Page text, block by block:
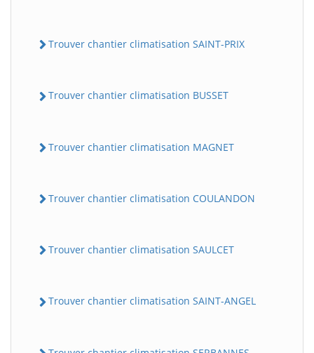
Trouver chantier climatisation SAINT-PRIX
Trouver chantier climatisation BUSSET
Trouver chantier climatisation MAGNET
Trouver chantier climatisation COULANDON
Trouver chantier climatisation SAULCET
Trouver chantier climatisation SAINT-ANGEL